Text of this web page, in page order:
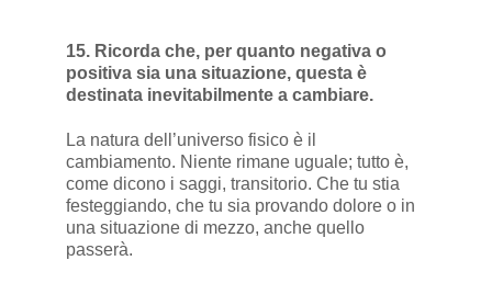
15. Ricorda che, per quanto negativa o
positiva sia una situazione, questa è
destinata inevitabilmente a cambiare.
La natura dell’universo fisico è il
cambiamento. Niente rimane uguale; tutto è,
come dicono i saggi, transitorio. Che tu stia
festeggiando, che tu sia provando dolore o in
una situazione di mezzo, anche quello
passerà.